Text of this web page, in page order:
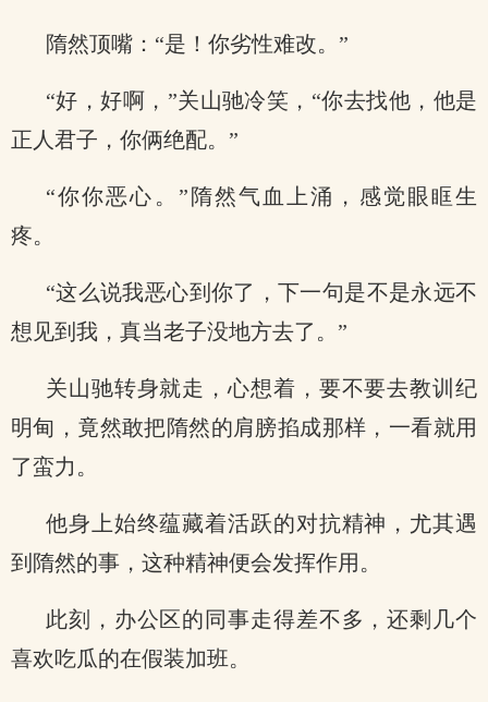
隋然顶嘴：“是！你劣性难改。”
“好，好啊，”关山驰冷笑，“你去找他，他是
正人君子，你俩绝配。”
“你你恶心。”隋然气血上涌，感觉眼眶生
疼。
“这么说我恶心到你了，下一句是不是永远不
想见到我，真当老子没地方去了。”
关山驰转身就走，心想着，要不要去教训纪
明甸，竟然敢把隋然的肩膀掐成那样，一看就用
了蛮力。
他身上始终蕴藏着活跃的对抗精神，尤其遇
到隋然的事，这种精神便会发挥作用。
此刻，办公区的同事走得差不多，还剩几个
喜欢吃瓜的在假装加班。